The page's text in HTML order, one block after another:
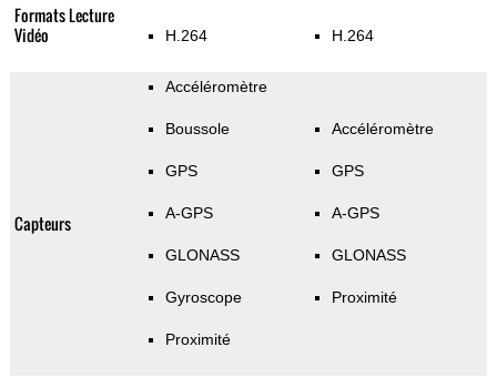
Formats Lecture
Vidéo
H.264 H.264
Capteurs
Accéléromètre
Boussole
GPS
A-GPS
GLONASS
Gyroscope
Proximité
Accéléromètre
GPS
A-GPS
GLONASS
Proximité